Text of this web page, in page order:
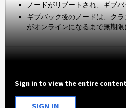
ノードがリブートされ、ギブバ
ギブバック後のノードは、ク
がオンラインになるまで無期限
Sign in to view the entire
SIGN IN